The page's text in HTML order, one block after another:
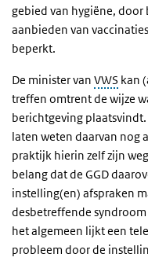
gebied van hygiëne,
aanbieden van
beperkt.
De minister van VWS kan
treffen omtrent de wijze
berichtgeving
laten weten daarvan nog
praktijk hierin zelf zijn
belang dat de GGD
instelling(en) afspraken
desbetreffende
het algemeen lijkt een
probleem door de